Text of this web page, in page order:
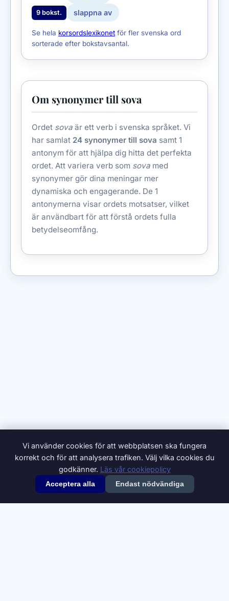
9 bokst. slappna av
Se hela korsordslexikonet för fler svenska ord
sorterade efter bokstavsantal.
Om synonymer till sova
Ordet sova är ett verb i svenska språket. Vi
har samlat 24 synonymer till sova samt 1
antonym för att hjälpa dig hitta det perfekta
ordet. Att variera verb som sova med
synonymer gör dina meningar mer
dynamiska och engagerande. De 1
antonymerna visar ordets motsatser, vilket
är användbart för att förstå ordets fulla
betydelseomfång.
© 2026 Synonymer.it.com – Svenskt synonymlexikon
Vi använder cookies för att webbplatsen ska fungera
korrekt och för att analysera trafiken. Välj vilka cookies du
godkänner. Läs vår cookiepolicy
Acceptera alla Endast nödvändiga